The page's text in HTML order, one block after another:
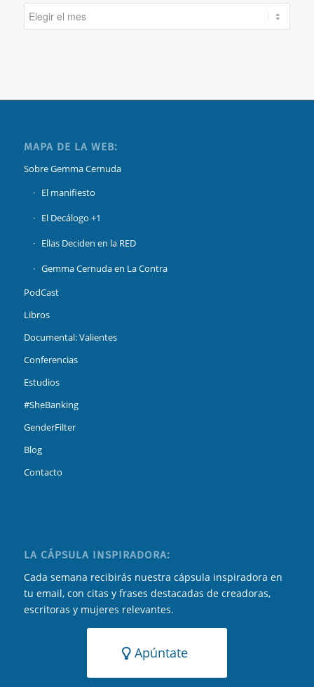
MAPA DE LA WEB:
Sobre Gemma Cernuda
El manifiesto
El Decálogo +1
Ellas Deciden en la RED
Gemma Cernuda en La Contra
PodCast
Libros
Documental: Valientes
Conferencias
Estudios
#SheBanking
GenderFilter
Blog
Contacto
LA CÁPSULA INSPIRADORA:
Cada semana recibirás nuestra cápsula inspiradora en
tu email, con citas y frases destacadas de creadoras,
escritoras y mujeres relevantes.
Apúntate